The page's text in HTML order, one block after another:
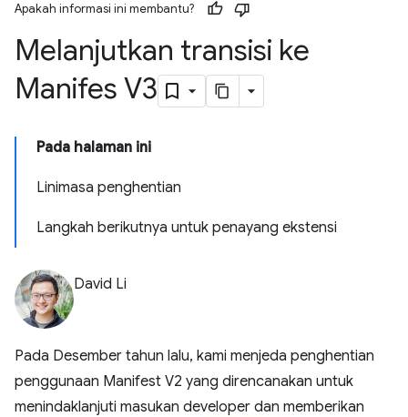
Apakah informasi ini membantu?
Melanjutkan transisi ke
Manifes V3
Pada halaman ini
Linimasa penghentian
Langkah berikutnya untuk penayang ekstensi
David Li
Pada Desember tahun lalu, kami menjeda penghentian
penggunaan Manifest V2 yang direncanakan untuk
menindaklanjuti masukan developer dan memberikan